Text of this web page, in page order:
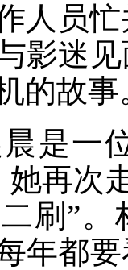
人员
影迷
的故
一位
她再次
刷”
年都